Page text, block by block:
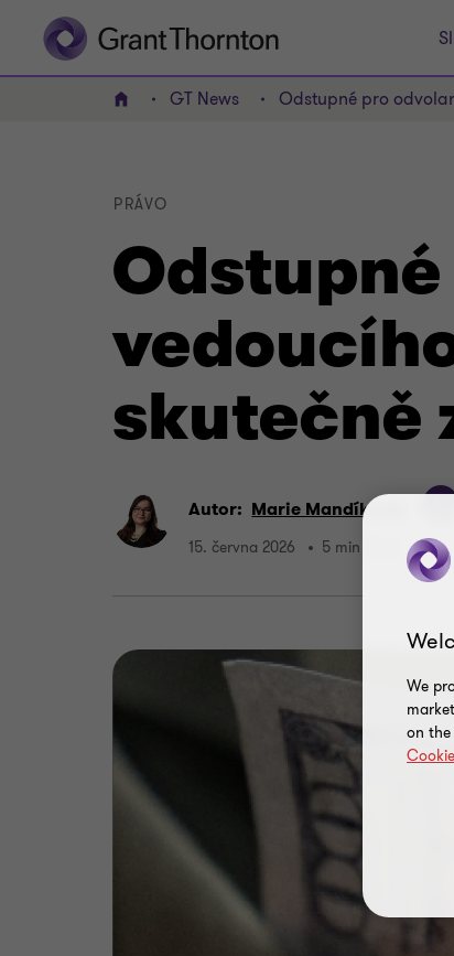
Domov GT News Odstupné pro
skutečně
PRÁVO
Autor: Marie Mandíková
15. června 2026 5 min čtení
We
on